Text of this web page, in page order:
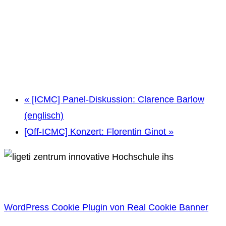
« [ICMC] Panel-Diskussion: Clarence Barlow
(englisch)
[Off-ICMC] Konzert: Florentin Ginot »
WordPress Cookie Plugin von Real Cookie Banner